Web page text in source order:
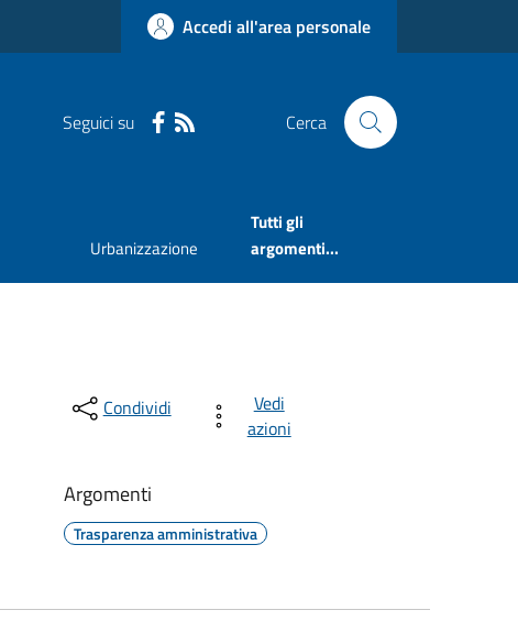
Accedi all'area personale
Seguici su Cerca
Urbanizzazione
Tutti gli
argomenti...
Condividi
Vedi
azioni
Argomenti
Trasparenza amministrativa